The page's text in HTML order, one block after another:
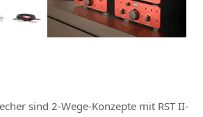
sind 2-Wege-Konzepte mit RST II-